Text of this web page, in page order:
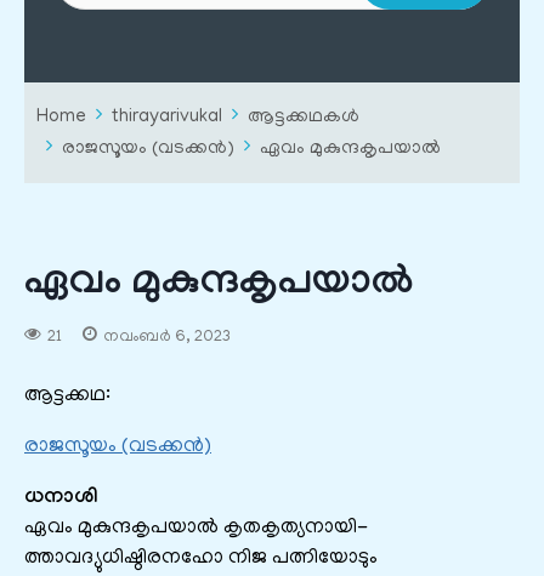
Home thirayarivukal
ആട്ടക്കഥകൾ
രാജസൂയം (വടക്കൻ)
ഏവം മുകുന്ദകൃപയാൽ
ഏവം മുകുന്ദകൃപയാൽ
21 നവംബർ 6, 2023
ആട്ടക്കഥ:
രാജസൂയം (വടക്കൻ)
ധനാശി
ഏവം മുകുന്ദകൃപയാൽ കൃതകൃത്യനായി-
ത്താവദ്യുധിഷ്ഠിരനഹോ നിജ പത്നിയോടും